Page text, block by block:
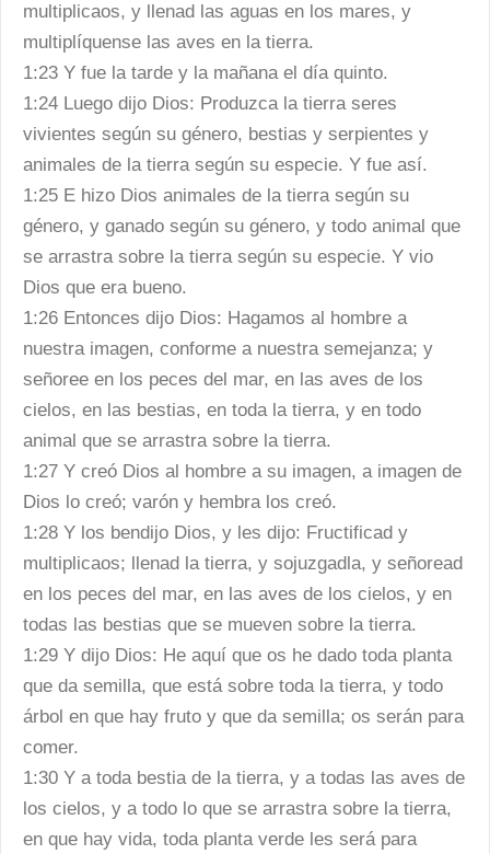
multiplicaos, y llenad las aguas en los mares, y
multiplíquense las aves en la tierra.
1:23 Y fue la tarde y la mañana el día quinto.
1:24 Luego dijo Dios: Produzca la tierra seres
vivientes según su género, bestias y serpientes y
animales de la tierra según su especie. Y fue así.
1:25 E hizo Dios animales de la tierra según su
género, y ganado según su género, y todo animal que
se arrastra sobre la tierra según su especie. Y vio
Dios que era bueno.
1:26 Entonces dijo Dios: Hagamos al hombre a
nuestra imagen, conforme a nuestra semejanza; y
señoree en los peces del mar, en las aves de los
cielos, en las bestias, en toda la tierra, y en todo
animal que se arrastra sobre la tierra.
1:27 Y creó Dios al hombre a su imagen, a imagen de
Dios lo creó; varón y hembra los creó.
1:28 Y los bendijo Dios, y les dijo: Fructificad y
multiplicaos; llenad la tierra, y sojuzgadla, y señoread
en los peces del mar, en las aves de los cielos, y en
todas las bestias que se mueven sobre la tierra.
1:29 Y dijo Dios: He aquí que os he dado toda planta
que da semilla, que está sobre toda la tierra, y todo
árbol en que hay fruto y que da semilla; os serán para
comer.
1:30 Y a toda bestia de la tierra, y a todas las aves de
los cielos, y a todo lo que se arrastra sobre la tierra,
en que hay vida, toda planta verde les será para